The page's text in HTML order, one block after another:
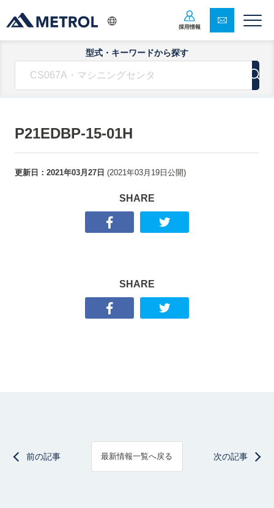
採用情報
型式・キーワードから探す
P21EDBP-15-01H
更新日： 2021年03月27日 (2021年03月19日 公開)
SHARE
SHARE
前の記事 最新情報一覧へ戻る 次の記事